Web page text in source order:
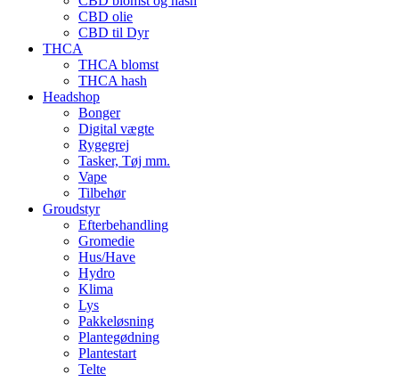
CBD olie
CBD til Dyr
THCA
THCA blomst
THCA hash
Headshop
Bonger
Digital vægte
Rygegrej
Tasker, Tøj mm.
Vape
Tilbehør
Groudstyr
Efterbehandling
Gromedie
Hus/Have
Hydro
Klima
Lys
Pakkeløsning
Plantegødning
Plantestart
Telte